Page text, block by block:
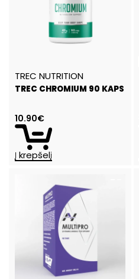
TREC NUTRITION
TREC CHROMIUM 90 KAPS
10.90€
Į krepšelį